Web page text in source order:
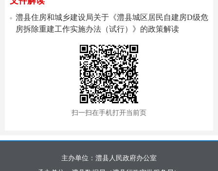
澧县住房和城乡建设局关于《澧县城区居民自建房D级危
房拆除重建工作实施办法（试行）》的政策解读
扫一扫在手机打开当前页
主办单位：澧县人民政府办公室